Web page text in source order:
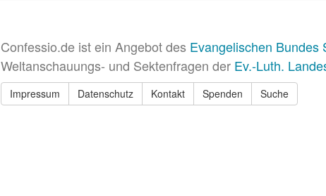
Confessio.de ist ein Angebot des Evangelischen Bundes
Weltanschauungs- und Sektenfragen der Ev.-Luth.
Impressum Datenschutz Kontakt Spenden Suche